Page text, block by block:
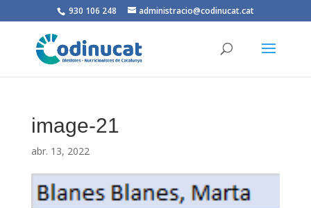
930 106 248 administracio@codinucat.cat
image-21
abr. 13, 2022